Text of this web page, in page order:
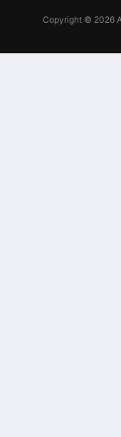
Copyright © 2026